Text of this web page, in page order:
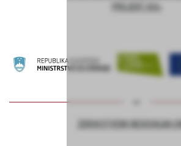
PROJEKT ASI+
ZDRAVSTVENO NEGOVALNA